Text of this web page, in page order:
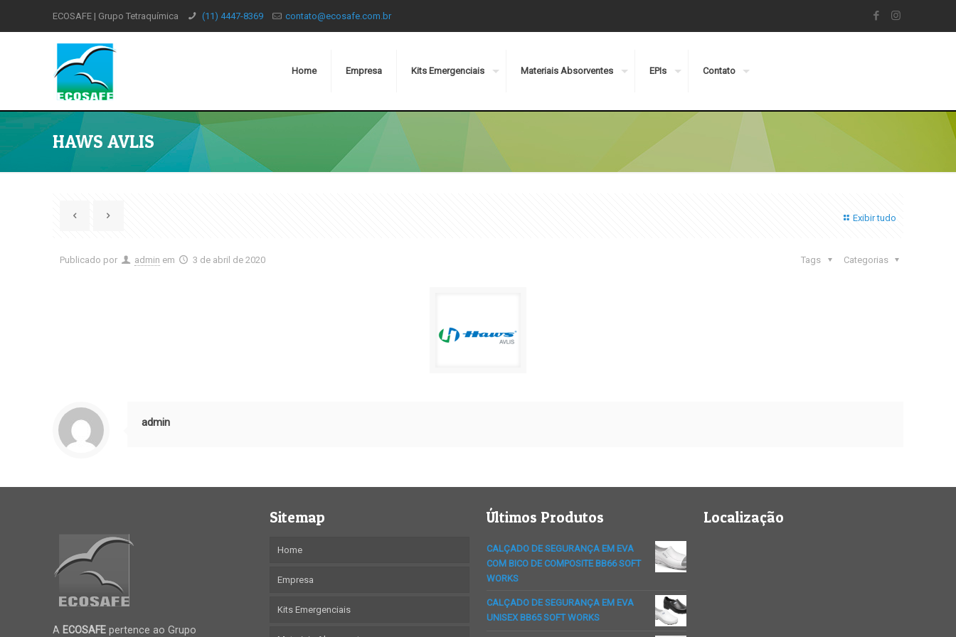
ECOSAFE | Grupo Tetraquímica (11) 4447-8369 contato@ecosafe.com.br
Home Empresa Kits Emergenciais Materiais Absorventes EPIs Contato
HAWS AVLIS
Exibir tudo
Publicado por admin em 3 de abril de 2020 Categorias
Tags
admin
A ECOSAFE pertence ao Grupo
Sitemap
Home
Empresa
Kits Emergenciais
Últimos Produtos
CALÇADO DE SEGURANÇA EM EVA
COM BICO DE COMPOSITE BB66 SOFT
WORKS
CALÇADO DE SEGURANÇA EM EVA
UNISEX BB65 SOFT WORKS
Localização